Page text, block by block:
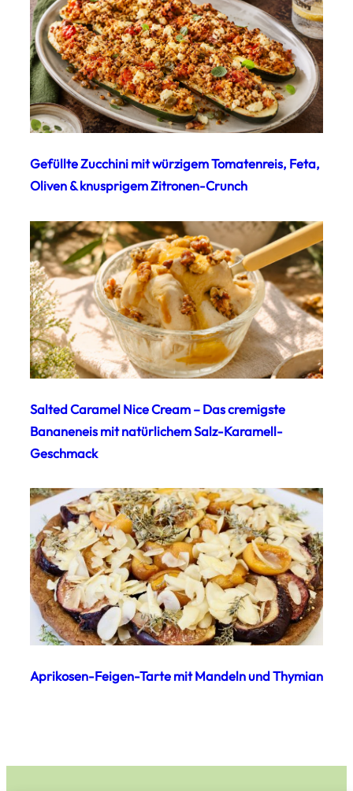
Gefüllte Zucchini mit würzigem Tomatenreis, Feta,
Oliven & knusprigem Zitronen-Crunch
Salted Caramel Nice Cream – Das cremigste
Bananeneis mit natürlichem Salz-Karamell-
Geschmack
Aprikosen-Feigen-Tarte mit Mandeln und Thymian